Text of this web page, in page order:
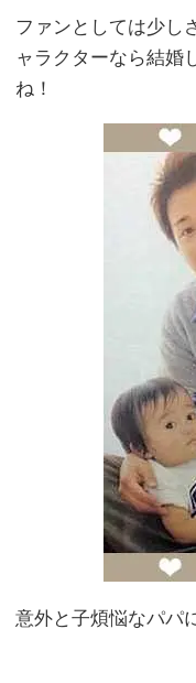
ファンとしては少し
ャラクターなら結婚
ね！
意外と子煩悩なパパ